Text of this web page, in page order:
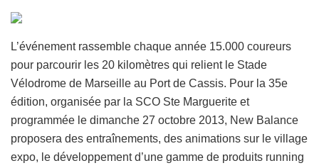
L’événement rassemble chaque année 15.000 coureurs
pour parcourir les 20 kilomètres qui relient le Stade
Vélodrome de Marseille au Port de Cassis. Pour la 35e
édition, organisée par la SCO Ste Marguerite et
programmée le dimanche 27 octobre 2013, New Balance
proposera des entraînements, des animations sur le village
expo, le développement d’une gamme de produits running